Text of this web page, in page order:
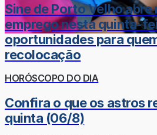
Sine de Porto Velho
emprego nesta quinta-
oportunidades para
recolocação
HORÓSCOPO DO DIA
Confira o que os astros
quinta (06/8)